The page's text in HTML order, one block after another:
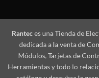
Ranteces una Tienda de
dedicada a la venta de
Módulos, Tarjetas de
Herramientas y todo lo